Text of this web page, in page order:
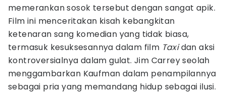
memerankan sosok tersebut dengan sangat apik.
Film ini menceritakan kisah kebangkitan
ketenaran sang komedian yang tidak biasa,
termasuk kesuksesannya dalam film Taxidan aksi
kontroversialnya dalam gulat. Jim Carrey seolah
menggambarkan Kaufman dalam penampilannya
sebagai pria yang memandang hidup sebagai ilusi.